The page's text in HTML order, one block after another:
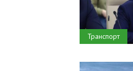
Транспорт